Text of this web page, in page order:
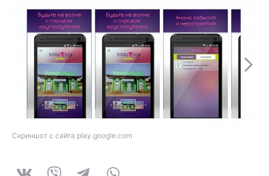
Скриншот с сайта play.google.com